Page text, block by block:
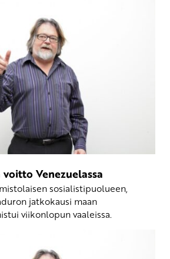
Venezuelassa
sosialistipuolueen,
jatkokausi maan
viikonlopun vaaleissa.